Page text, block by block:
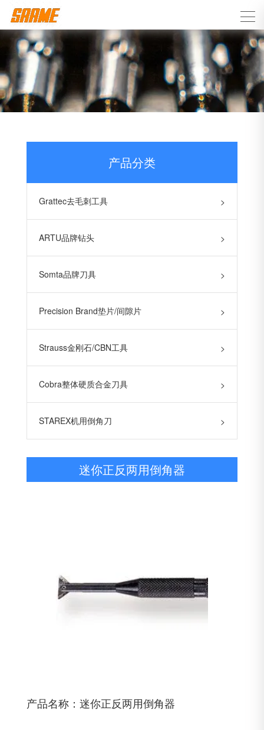
产品分类
Grattec去毛刺工具 >
ARTU品牌钻头 >
Somta品牌刀具 >
Precision Brand垫片/间隙片 >
Strauss金刚石/CBN工具 >
Cobra整体硬质合金刀具 >
STAREX机用倒角刀 >
迷你正反两用倒角器
产品名称：迷你正反两用倒角器